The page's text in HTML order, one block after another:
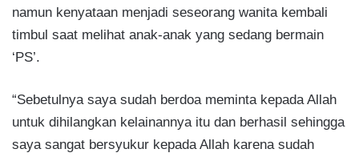
namun kenyataan menjadi seseorang wanita kembali
timbul saat melihat anak-anak yang sedang bermain
‘PS’.
“Sebetulnya saya sudah berdoa meminta kepada Allah
untuk dihilangkan kelainannya itu dan berhasil sehingga
saya sangat bersyukur kepada Allah karena sudah